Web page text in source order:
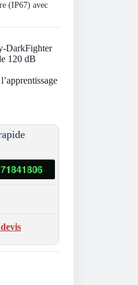
(IP67) avec
DarkFighter
120 dB